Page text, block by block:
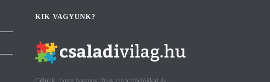
KIK VAGYUNK?